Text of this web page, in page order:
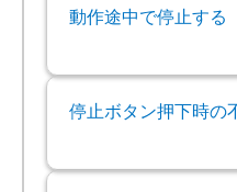
動作途中で停止する
停止ボタン押下時の